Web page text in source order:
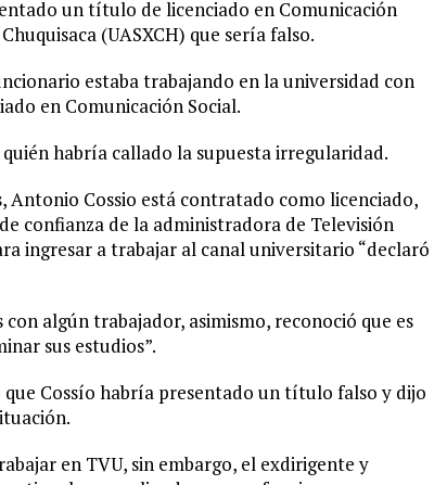
un título de licenciado en Comunicación
(UASXCH) que sería falso.
estaba trabajando en la universidad con
en Comunicación Social.
habría callado la supuesta irregularidad.
Antonio Cossio está contratado como licenciado,
confianza de la administradora de Televisión
ingresar a trabajar al canal universitario “declaró
algún trabajador, asimismo, reconoció que es
sus estudios”.
Cossío habría presentado un título falso y dijo
en TVU, sin embargo, el exdirigente y